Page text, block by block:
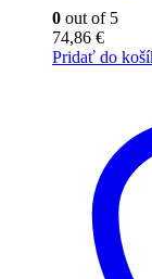
0 out of 5
74,86 €
Pridať do